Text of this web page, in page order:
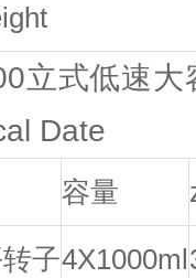
立式低速
Date
容量
子4X1000ml